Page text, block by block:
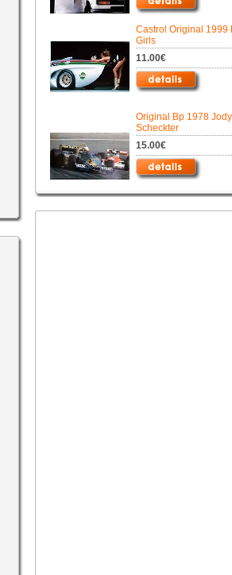
Castrol Original 1999
Girls
11.00€
Original Bp 1978 Jody
Scheckter
15.00€